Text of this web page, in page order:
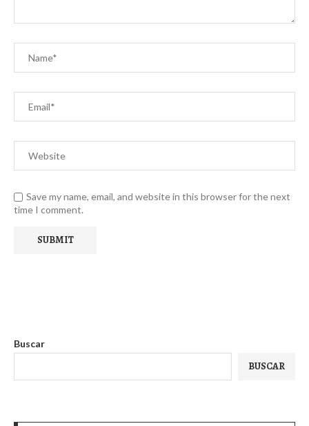
Save my name, email, and website in this browser for the next
time I comment.
Buscar
BUSCAR